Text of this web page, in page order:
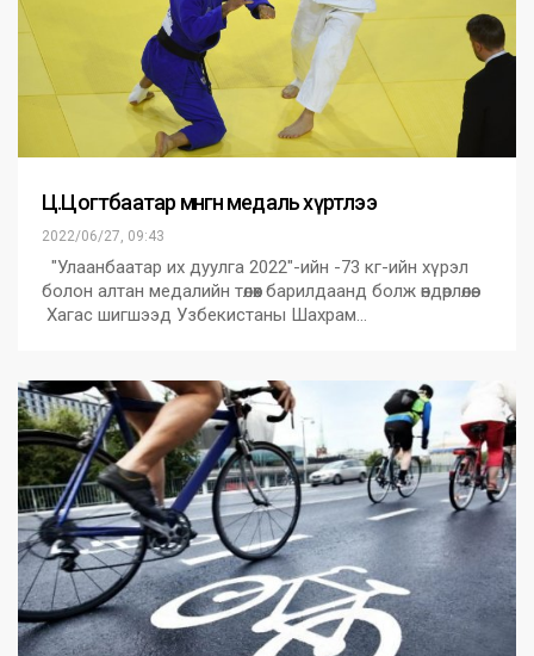
Ц.Цогтбаатар мөнгөн медаль хүртлээ
2022/06/27, 09:43
"Улаанбаатар их дуулга 2022"-ийн -73 кг-ийн хүрэл
болон алтан медалийн төлөөх барилдаанд болж өндөрлөлөө.
Хагас шигшээд Узбекистаны Шахрам…